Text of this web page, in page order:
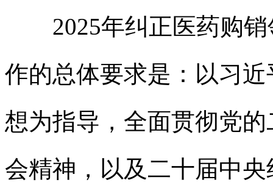
2025年纠正医药购销
作的总体要求是：以习
想为指导，全面贯彻党
会精神，以及二十届中